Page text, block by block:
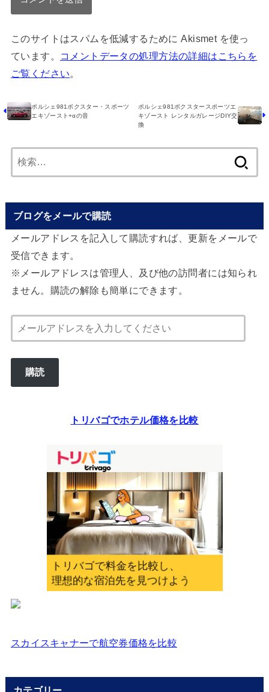
このサイトはスパムを低減するために Akismet を使っ
ています。
コメントデータの処理方法の詳細はこちらを
ご覧ください。
ポルシェ981ボクスター・スポーツ
エキゾースト+αの音
ポルシェ981ボクスタースポーツエ
キゾースト レンタルガレージDIY交
換
索:
ブログをメールで購読
メールアドレスを記入して購読すれば、更新をメールで
受信できます。
※メールアドレスは管理人、及び他の訪問者には知られ
ません。購読の解除も簡単にできます。
ー
ル
購読
トリバゴでホテル価格を比較
スカイスキャナーで航空券価格を比較